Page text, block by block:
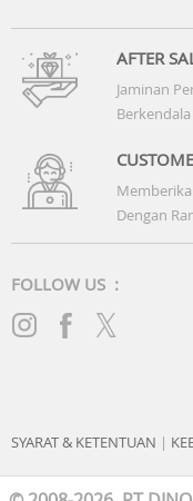
AFTER
Jaminan
Berkendala
Dengan
FOLLOW US :
SYARAT & KETENTUAN |